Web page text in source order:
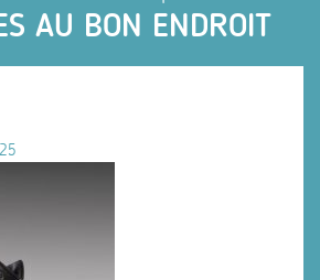
AU BON ENDROIT